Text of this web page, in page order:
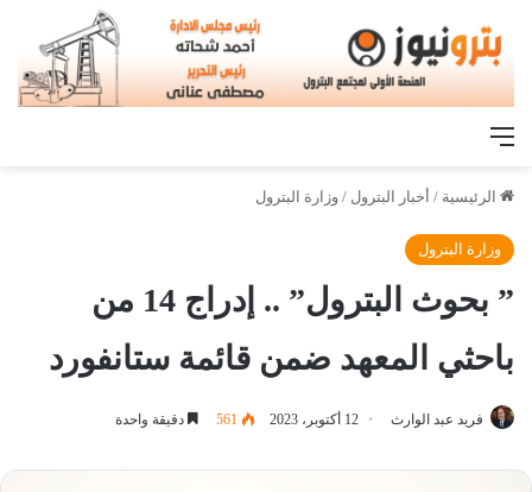
القائمة
الرئيسية / أخبار البترول / وزارة البترول
وزارة البترول
” بحوث البترول” .. إدراج 14 من
باحثي المعهد ضمن قائمة ستانفورد
فريد عبد الوارث 12 أكتوبر، 2023 561 دقيقة واحدة